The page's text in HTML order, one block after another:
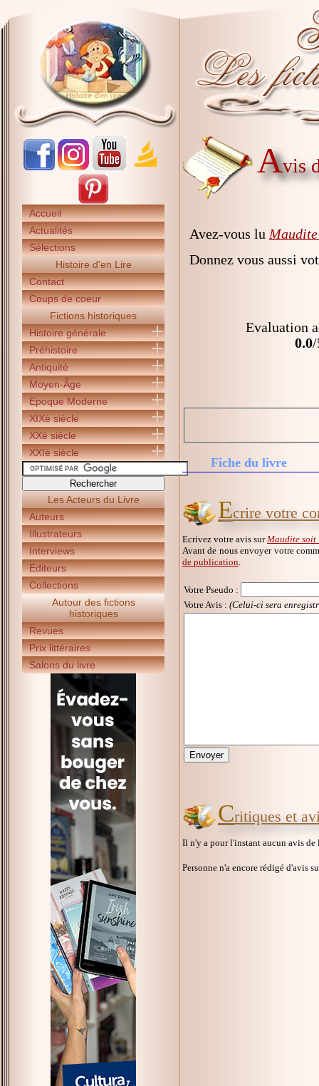
Accueil
Actualités
Sélections
Histoire d'en Lire
Contact
Coups de coeur
Fictions historiques
Histoire générale
Préhistoire
Antiquité
Moyen-Âge
Epoque Moderne
XIXè siècle
XXè siècle
XXIè siècle
Les Acteurs du Livre
Auteurs
Illustrateurs
Interviews
Editeurs
Collections
Autour des fictions
historiques
Revues
Prix littéraires
Salons du livre
Avis
Avez-vous lu
Donnez vous aussi
Evaluation
0.0/
Fiche du livre
Ecrire votre
Ecrivez votre avis sur Maudite soit
Avant de nous envoyer votre
de publication
Votre Pseudo :
Votre Avis : (Celui-ci sera
Critiques et
Il n'y a pour l'instant aucun avis
Personne n'a encore rédigé d'avis